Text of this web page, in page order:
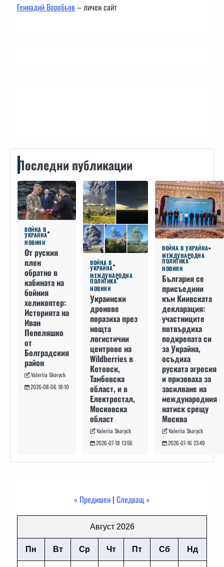
Геннадий Воробьов– личен сайт
Последни публикации
ВОЙНА В
УКРАЙНА
НОВИНИ
От руския
плен
обратно в
кабината на
бойния
хеликоптер:
Историята на
Иван
Пепеляшко
от
Болградския
район
Valeriia Skorych
2026-08-06 18:10
ВОЙНА В
УКРАЙНА
МЕЖДУНАРОДНА
ПОЛИТИКА
НОВИНИ
Украински
дронове
поразиха през
нощта
логистични
центрове на
Wildberries в
Котовск,
Тамбовска
област, и в
Електростал,
Московска
област
Valeriia Skorych
2026-07-18 13:56
ВОЙНА В УКРАЙНА
МЕЖДУНАРОДНА
ПОЛИТИКА
НОВИНИ
България се
присъедини
към Киивската
декларация:
участниците
потвърдиха
подкрепата си
за Украйна,
осъдиха
руската агресия
и призоваха за
засилване на
международния
натиск срещу
Москва
Valeriia Skorych
2026-07-16 23:49
« Предишен | Следващ »
Август 2026
Пн Вт Ср Чт Пт Сб Нд